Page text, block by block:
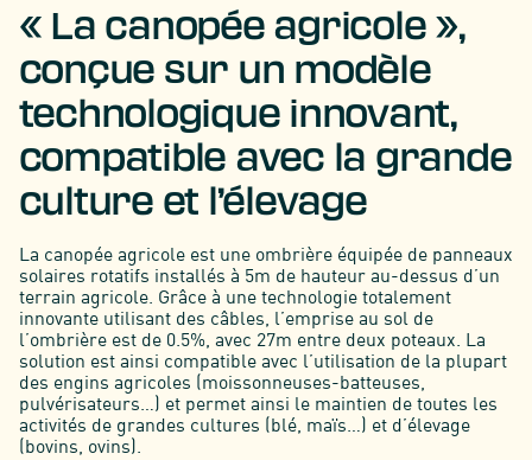
« La canopée agricole »,
conçue sur un modèle
technologique innovant,
compatible avec la grande
culture et l’élevage
La canopée agricole est une ombrière équipée de panneaux
solaires rotatifs installés à 5m de hauteur au-dessus d’un
terrain agricole. Grâce à une technologie totalement
innovante utilisant des câbles, l’emprise au sol de
l’ombrière est de 0.5%, avec 27m entre deux poteaux. La
solution est ainsi compatible avec l’utilisation de la plupart
des engins agricoles (moissonneuses-batteuses,
pulvérisateurs…) et permet ainsi le maintien de toutes les
activités de grandes cultures (blé, maïs…) et d’élevage
(bovins, ovins).